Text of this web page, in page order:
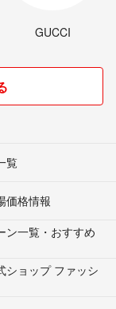
GUCCI
覧
価格情報
ン一覧・おすすめ
ショップ ファッシ